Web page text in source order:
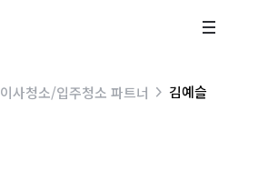
이사청소/입주청소 파트너 김예슬